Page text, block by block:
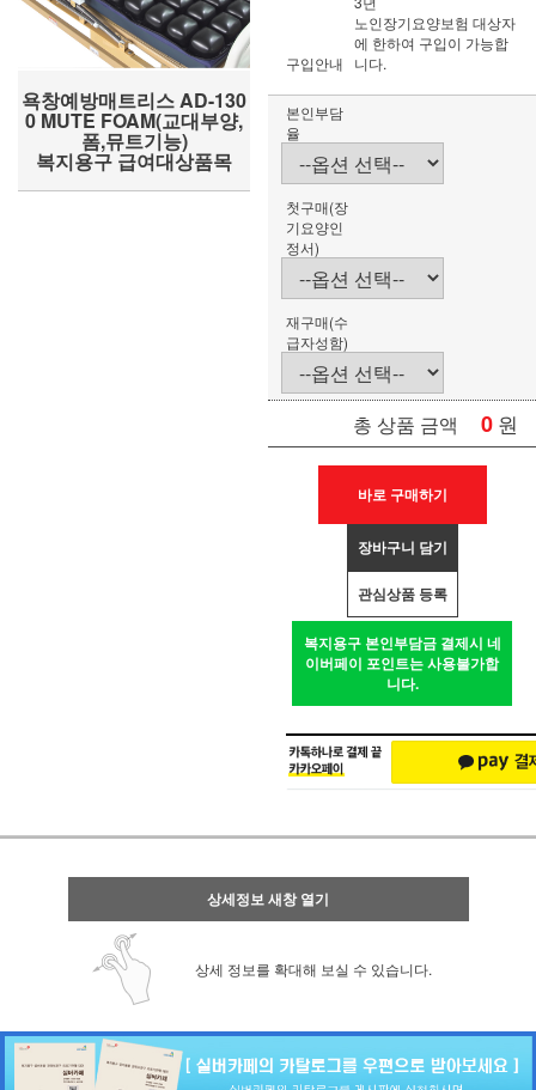
욕창예방매트리스 AD-130
0 MUTE FOAM(교대부양,
폼,뮤트기능)
복지용구 급여대상품목
구입안내
노인장기요양보험 대상자
에 한하여 구입이 가능합
니다.
본인부담
율
첫구매(장
기요양인
정서)
재구매(수
급자성함)
총 상품 금액 0 원
바로 구매하기
장바구니 담기
관심상품 등록
복지용구 본인부담금 결제시 네
이버페이 포인트는 사용불가합
니다.
상세정보 새창 열기
상세 정보를 확대해 보실 수 있습니다.